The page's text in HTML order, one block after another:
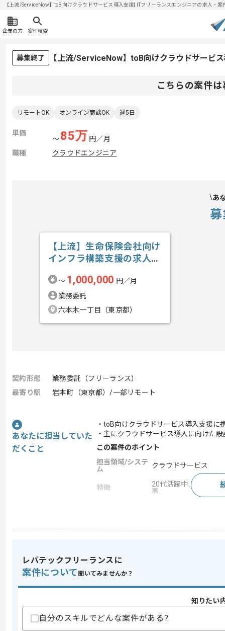
【上流/ServiceNow】toB向けクラウドサービス導入支援| ITフリーランスエンジニアの求人・
企業の方 案件検索
募集終了 【上流/ServiceNow】toB向けクラウドサービ
こちらの案件
リモートOK オンライン商談OK 週5日
単価
〜85万 円／月
職種
クラウドエンジニア
あ
【上流】生命保険会社向け
インフラ構築支援の求人・
〜 1,000,000 円／月
業務委託
六本木一丁目（東京都）
契約形態
業務委託（フリーランス）
最寄り駅
岩本町（東京都）/一部リモート
あなたに担当していた
だくこと
・toB向けクラウドサービス導入支援に
・主にクラウドサービス導入に向けた
この案件のポイント
担当領域/システ
ム
クラウドサービス
特徴
20代活躍中 , 30代活躍
事
求めるスキル
歓迎スキル
・クラウドサービス導入支援経験
上記に似た経験やスキルをお持ちであれば
レバテックフリーランスに
案件について 聞いてみませんか？
知りたい
自分のスキルでどんな案件がある?